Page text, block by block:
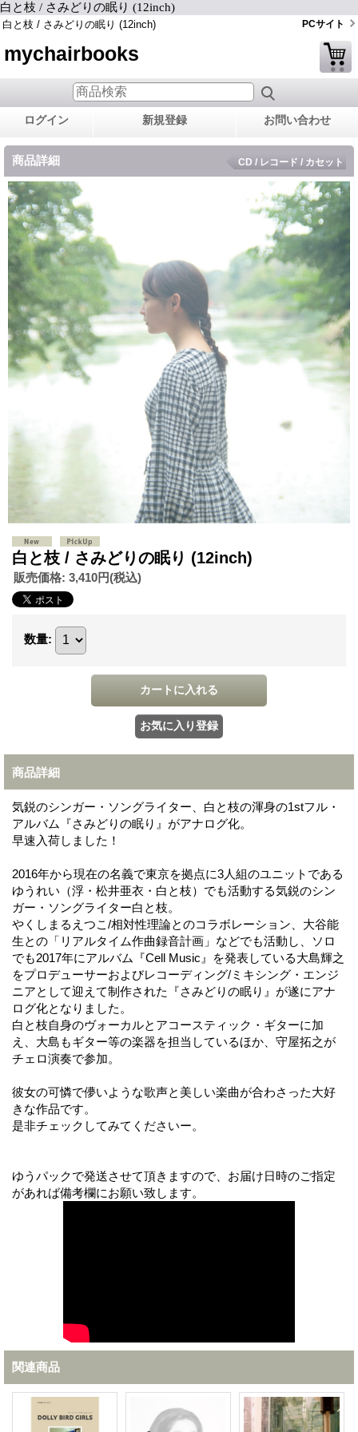
白と枝 / さみどりの眠り (12inch)
白と枝 / さみどりの眠り (12inch) PCサイト
mychairbooks
ログイン 新規登録 お問い合わせ
商品詳細 CD / レコード / カセット
白と枝 / さみどりの眠り (12inch)
販売価格: 3,410円(税込)
数量:
商品詳細
気鋭のシンガー・ソングライター、白と枝の渾身の1stフル・
アルバム『さみどりの眠り』がアナログ化。
早速入荷しました！
2016年から現在の名義で東京を拠点に3人組のユニットである
ゆうれい（浮・松井亜衣・白と枝）でも活動する気鋭のシン
ガー・ソングライター白と枝。
やくしまるえつこ/相対性理論とのコラボレーション、大谷能
生との「リアルタイム作曲録音計画」などでも活動し、ソロ
でも2017年にアルバム『Cell Music』を発表している大島輝之
をプロデューサーおよびレコーディング/ミキシング・エンジ
ニアとして迎えて制作された『さみどりの眠り』が遂にアナ
ログ化となりました。
白と枝自身のヴォーカルとアコースティック・ギターに加
え、大島もギター等の楽器を担当しているほか、守屋拓之が
チェロ演奏で参加。
彼女の可憐で儚いような歌声と美しい楽曲が合わさった大好
きな作品です。
是非チェックしてみてくださいー。
ゆうパックで発送させて頂きますので、お届け日時のご指定
があれば備考欄にお願い致します。
関連商品